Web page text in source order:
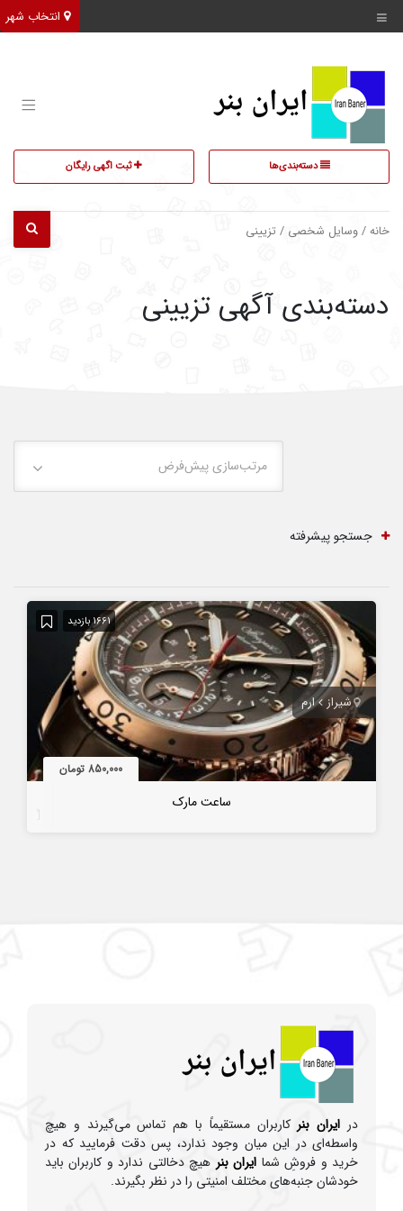
دسته‌بندی‌ها ثبت اگهی رایگان
خانه / وسایل شخصی / تزیینی
دسته‌بندی آگهی تزیینی
مرتب‌سازی پیش‌فرض
جستجو پیشرفته
1661 بازدید
شیراز ارم
850,000 تومان
ساعت مارک
در ایران بنر کاربران مستقیماً با هم تماس می‌گیرند و هیچ
واسطه‌ای در این میان وجود ندارد، پس دقت فرمایید که در
خرید و فروشِ شما ایران بنر هیچ دخالتی ندارد و کاربران باید
خودشان جنبه‌های مختلف امنیتی را در نظر بگیرند.